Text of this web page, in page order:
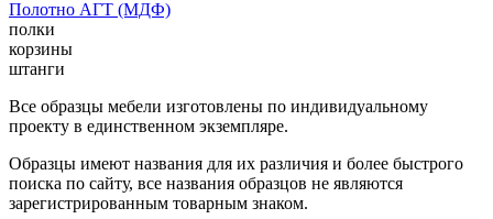
Полотно АГТ (МДФ)
полки
корзины
штанги
Все образцы мебели изготовлены по индивидуальному
проекту в единственном экземпляре.
Образцы имеют названия для их различия и более быстрого
поиска по сайту, все названия образцов не являются
зарегистрированным товарным знаком.